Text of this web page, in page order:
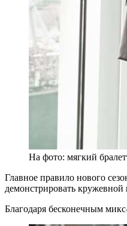
На фото: мягкий
Главное правило нового
демонстрировать
Благодаря бесконечным